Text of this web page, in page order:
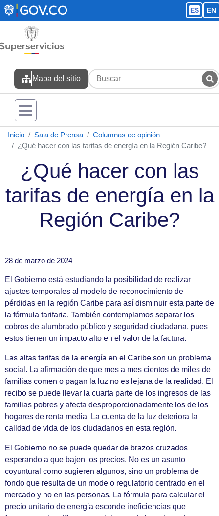
Pasar al contenido principal
ES EN
Mapa del sitio
Inicio Sala de Prensa
Columnas de opinión
¿Qué hacer con las tarifas de energía en la Región Caribe?
¿Qué hacer con las
tarifas de energía en la
Región Caribe?
sspd_noticia_categoría
28 de marzo de 2024
El Gobierno está estudiando la posibilidad de realizar
ajustes temporales al modelo de reconocimiento de
pérdidas en la región Caribe para así disminuir esta parte de
la fórmula tarifaria. También contemplamos separar los
cobros de alumbrado público y seguridad ciudadana, pues
estos tienen un impacto alto en el valor de la factura.
Las altas tarifas de la energía en el Caribe son un problema
social. La afirmación de que mes a mes cientos de miles de
familias comen o pagan la luz no es lejana de la realidad. El
recibo se puede llevar la cuarta parte de los ingresos de las
familias pobres y afecta desproporcionadamente los de los
hogares de renta media. La cuenta de la luz deteriora la
calidad de vida de los ciudadanos en esta región.
El Gobierno no se puede quedar de brazos cruzados
esperando a que bajen los precios. No es un asunto
coyuntural como sugieren algunos, sino un problema de
fondo que resulta de un modelo regulatorio centrado en el
mercado y no en las personas. La fórmula para calcular el
precio unitario de energía esconde ineficiencias que